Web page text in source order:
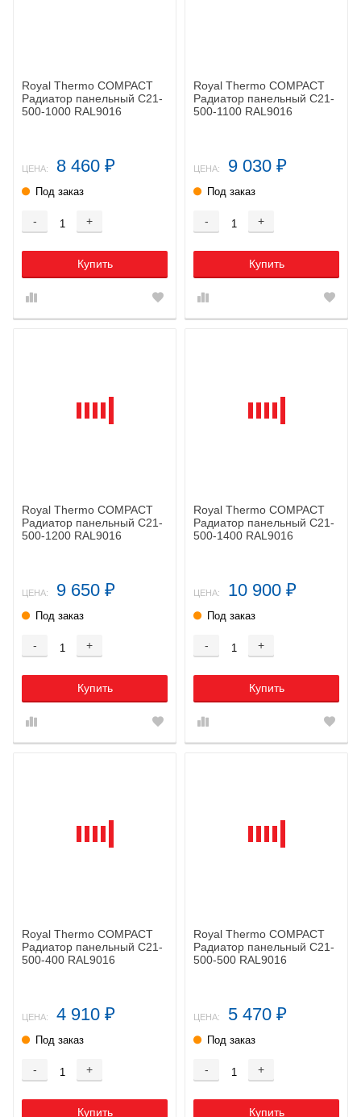
Royal Thermo COMPACT
Радиатор панельный C21-
500-1000 RAL9016
ЦЕНА: 8 460 ₽
Под заказ
- +
Купить
Royal Thermo COMPACT
Радиатор панельный C21-
500-1100 RAL9016
ЦЕНА: 9 030 ₽
Под заказ
- +
Купить
Royal Thermo COMPACT
Радиатор панельный C21-
500-1200 RAL9016
ЦЕНА: 9 650 ₽
Под заказ
- +
Купить
Royal Thermo COMPACT
Радиатор панельный C21-
500-1400 RAL9016
ЦЕНА: 10 900 ₽
Под заказ
- +
Купить
Royal Thermo COMPACT
Радиатор панельный C21-
500-400 RAL9016
ЦЕНА: 4 910 ₽
Под заказ
- +
Купить
Royal Thermo COMPACT
Радиатор панельный C21-
500-500 RAL9016
ЦЕНА: 5 470 ₽
Под заказ
- +
Купить